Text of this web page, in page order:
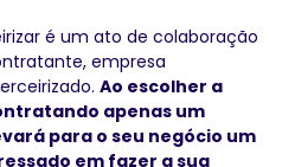
é um ato de colaboração
empresa
Ao escolher a
apenas um
para o seu negócio um
em fazer a sua